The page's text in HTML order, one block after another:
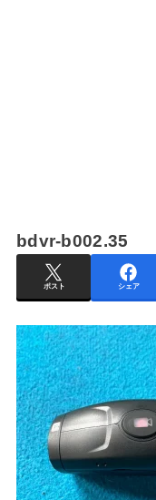
bdvr-b002.35
ポスト シェア